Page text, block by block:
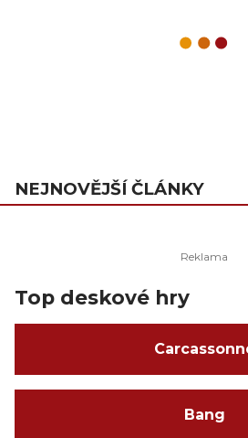
NEJNOVĚJŠÍ ČLÁNKY
Top deskové hry
Bang